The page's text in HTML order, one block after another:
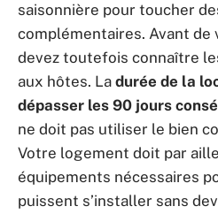
saisonnière pour toucher
complémentaires. Avant de
devez toutefois connaître
aux hôtes. La durée de la
dépasser les 90 jours
ne doit pas utiliser le bien
Votre logement doit par
équipements nécessaires
puissent s’installer sans